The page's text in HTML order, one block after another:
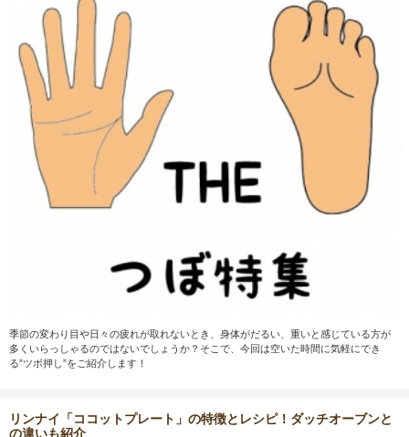
季節の変わり目や日々の疲れが取れないとき、身体がだるい、重いと感じている方が
多くいらっしゃるのではないでしょうか？そこで、今回は空いた時間に気軽にでき
る”ツボ押し”をご紹介します！
リンナイ「ココットプレート」の特徴とレシピ！ダッチオーブンと
の違いも紹介